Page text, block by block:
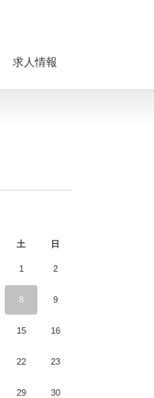
求人情報
土 日
1 2
8 9
15 16
22 23
29 30